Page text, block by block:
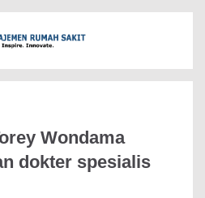
Wondama
dokter spesialis